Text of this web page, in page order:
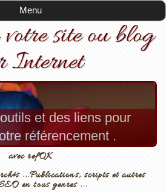
Menu
site ou blog
Internet
et des liens pour
référencement .
avec refOK
...Publications, scripts et autres
en tous genres ...